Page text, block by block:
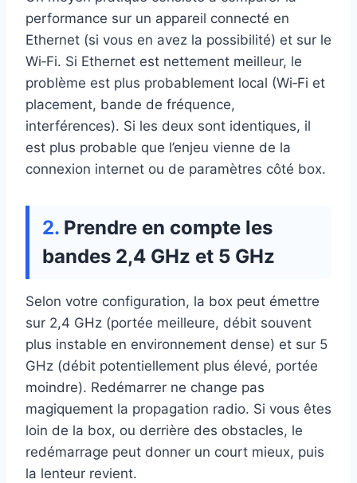
performance sur un appareil connecté en
Ethernet (si vous en avez la possibilité) et sur le
Wi‑Fi. Si Ethernet est nettement meilleur, le
problème est plus probablement local (Wi‑Fi et
placement, bande de fréquence,
interférences). Si les deux sont identiques, il
est plus probable que l’enjeu vienne de la
connexion internet ou de paramètres côté box.
Prendre en compte les
bandes 2,4 GHz et 5 GHz
Selon votre configuration, la box peut émettre
sur 2,4 GHz (portée meilleure, débit souvent
plus instable en environnement dense) et sur 5
GHz (débit potentiellement plus élevé, portée
moindre). Redémarrer ne change pas
magiquement la propagation radio. Si vous êtes
loin de la box, ou derrière des obstacles, le
redémarrage peut donner un court mieux, puis
la lenteur revient.